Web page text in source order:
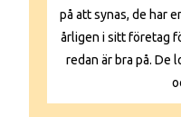
på att synas, de har
årligen i sitt företag
redan är bra på. De